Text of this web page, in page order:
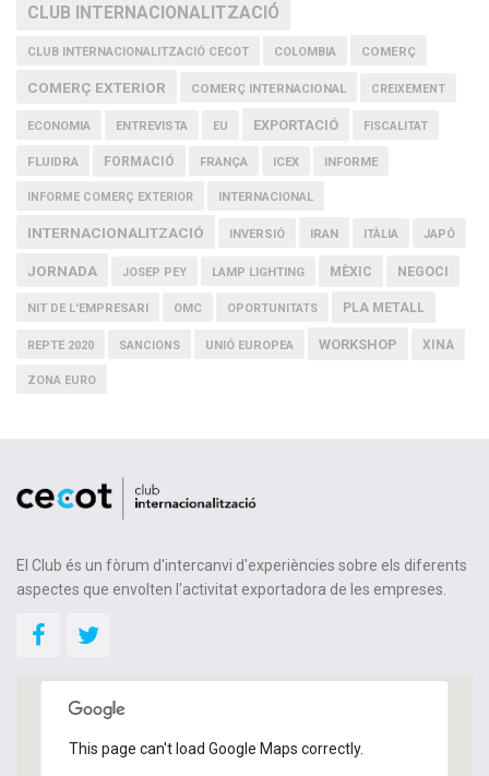
CLUB INTERNACIONALITZACIÓ
CLUB INTERNACIONALITZACIÓ CECOT COLOMBIA COMERÇ
COMERÇ EXTERIOR COMERÇ INTERNACIONAL CREIXEMENT
ECONOMIA ENTREVISTA EU EXPORTACIÓ FISCALITAT
FLUIDRA FORMACIÓ FRANÇA ICEX INFORME
INFORME COMERÇ EXTERIOR INTERNACIONAL
INTERNACIONALITZACIÓ INVERSIÓ IRAN ITÀLIA JAPÓ
JORNADA JOSEP PEY LAMP LIGHTING MÈXIC NEGOCI
NIT DE L'EMPRESARI OMC OPORTUNITATS PLA METALL
REPTE 2020 SANCIONS UNIÓ EUROPEA WORKSHOP XINA
ZONA EURO
El Club és un fòrum d'intercanvi d'experiències sobre els diferents
aspectes que envolten l'activitat exportadora de les empreses.
This page can't load Google Maps correctly.